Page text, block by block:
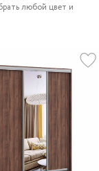
любой цвет и